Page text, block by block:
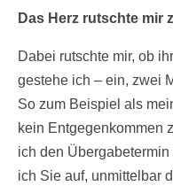
Das Herz rutschte mir
Dabei rutschte mir, ob
gestehe ich – ein, zwei
So zum Beispiel als
kein Entgegenkommen
ich den
ich Sie auf, unmittelbar